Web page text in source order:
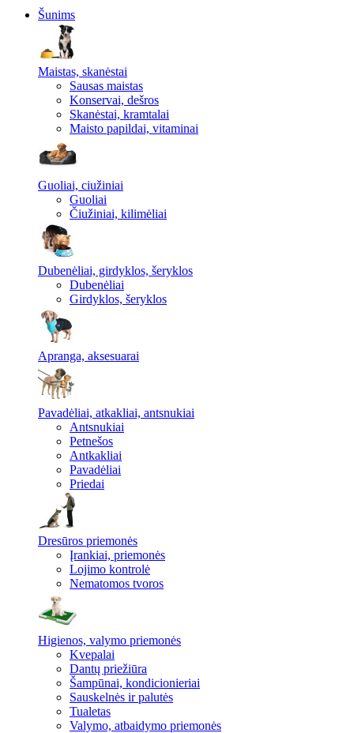
Šunims
Maistas, skanėstai
Sausas maistas
Konservai, dešros
Skanėstai, kramtalai
Maisto papildai, vitaminai
Guoliai, ciužiniai
Guoliai
Čiužiniai, kilimėliai
Dubenėliai, girdyklos, šeryklos
Dubenėliai
Girdyklos, šeryklos
Apranga, aksesuarai
Pavadėliai, atkakliai, antsnukiai
Antsnukiai
Petnešos
Antkakliai
Pavadėliai
Priedai
Dresūros priemonės
Įrankiai, priemonės
Lojimo kontrolė
Nematomos tvoros
Higienos, valymo priemonės
Kvepalai
Dantų priežiūra
Šampūnai, kondicionieriai
Sauskelnės ir palutės
Tualetas
Valymo, atbaidymo priemonės